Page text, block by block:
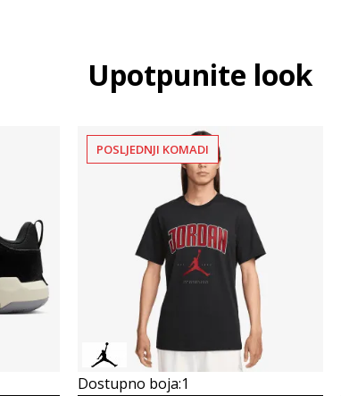
Upotpunite look
POSLJEDNJI KOMADI
Dostupno boja:1